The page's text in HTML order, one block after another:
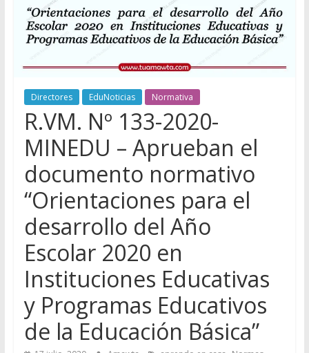
Directores EduNoticias Normativa
R.VM. Nº 133-2020-
MINEDU – Aprueban el
documento normativo
“Orientaciones para el
desarrollo del Año
Escolar 2020 en
Instituciones Educativas
y Programas Educativos
de la Educación Básica”